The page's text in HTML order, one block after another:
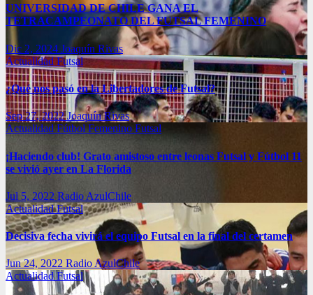
UNIVERSIDAD DE CHILE GANA EL
TETRACAMPEONATO DEL FUTSAL FEMENINO
Dic 2, 2024 Joaquín Rivas
ActualidadFutsal
¿Qué nos pasó en la Libertadores de Futsal?
Sep 27, 2022Joaquín Rivas
ActualidadFútbol FemeninoFutsal
¡Haciendo club! Grato amistoso entre leonas Futsal y Fútbol 11
se vivió ayer en La Florida
Jul 5, 2022 Radio AzulChile
ActualidadFutsal
Decisiva fecha vivirá el equipo Futsal en la final del certamen
Jun 24, 2022 Radio AzulChile
ActualidadFutsal